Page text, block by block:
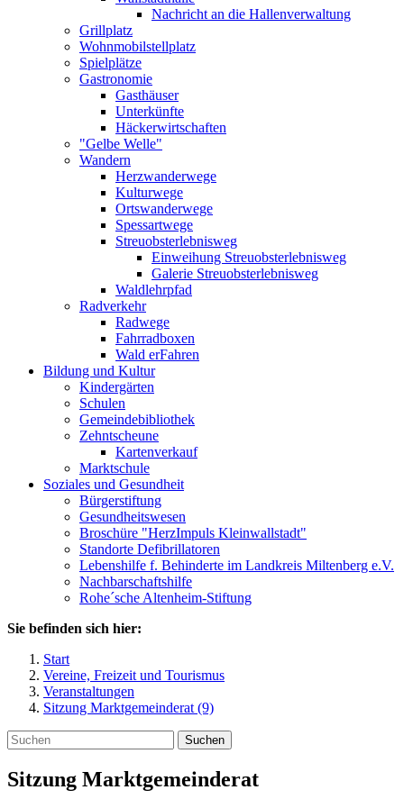
Nachricht an die Hallenverwaltung
Grillplatz
Wohnmobilstellplatz
Spielplätze
Gastronomie
Gasthäuser
Unterkünfte
Häckerwirtschaften
"Gelbe Welle"
Wandern
Herzwanderwege
Kulturwege
Ortswanderwege
Spessartwege
Streuobsterlebnisweg
Einweihung Streuobsterlebnisweg
Galerie Streuobsterlebnisweg
Waldlehrpfad
Radverkehr
Radwege
Fahrradboxen
Wald erFahren
Bildung und Kultur
Kindergärten
Schulen
Gemeindebibliothek
Zehntscheune
Kartenverkauf
Marktschule
Soziales und Gesundheit
Bürgerstiftung
Gesundheitswesen
Broschüre "HerzImpuls Kleinwallstadt"
Standorte Defibrillatoren
Lebenshilfe f. Behinderte im Landkreis Miltenberg e.V.
Nachbarschaftshilfe
Rohe´sche Altenheim-Stiftung
Sie befinden sich hier:
Start
Vereine, Freizeit und Tourismus
Veranstaltungen
Sitzung Marktgemeinderat (9)
Suchen
Sitzung Marktgemeinderat